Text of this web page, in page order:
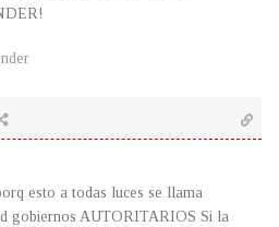
esto a todas luces se llama
gobiernos AUTORITARIOS Si la